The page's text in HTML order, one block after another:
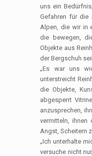
uns ein
Gefahren für die
Alpen, die wir in
die bewegen,
Objekte aus
der Bergschuh
„Es war uns
unterstreicht
die Objekte,
abgesperrt
anzusprechen,
vermitteln, ihnen
Angst, Scheitern
„Ich unterhalte
versuche nicht